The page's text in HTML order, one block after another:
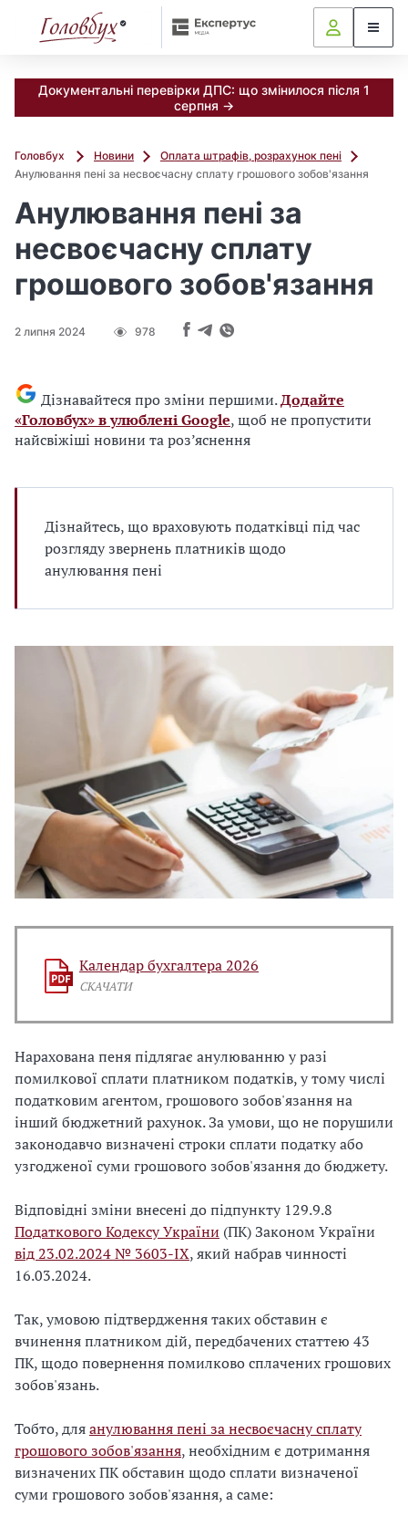
Документальні перевірки ДПС: що змінилося після 1
серпня →
Головбух Новини
Оплата штрафів, розрахунок пені
Анулювання пені за несвоєчасну сплату грошового зобов'язання
Анулювання пені за
несвоєчасну сплату
грошового зобов'язання
2 липня 2024 978
Дізнавайтеся про зміни першими.Додайте
«Головбух» в улюблені Google, щоб не пропустити
найсвіжіші новини та роз’яснення
Дізнайтесь, що враховують податківці під час
розгляду звернень платників щодо
анулювання пені
Календар бухгалтера 2026
СКАЧАТИ
Нарахована пеня підлягає анулюванню у разі
помилкової сплати платником податків, у тому числі
податковим агентом, грошового зобов'язання на
інший бюджетний рахунок. За умови, що не порушили
законодавчо визначені строки сплати податку або
узгодженої суми грошового зобов'язання до бюджету.
Відповідні зміни внесені до підпункту 129.9.8
Податкового Кодексу України (ПК) Законом України
від 23.02.2024 № 3603-IX, який набрав чинності
16.03.2024.
Так, умовою підтвердження таких обставин є
вчинення платником дій, передбачених статтею 43
ПК, щодо повернення помилково сплачених грошових
зобов'язань.
Тобто, дляанулювання пені за несвоєчасну сплату
грошового зобов'язання, необхідним є дотримання
визначених ПК обставин щодо сплати визначеної
суми грошового зобов'язання, а саме: